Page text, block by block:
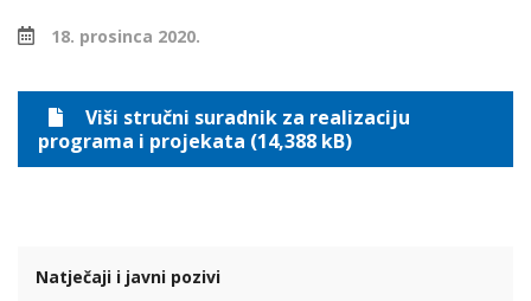
18. prosinca 2020.
Viši stručni suradnik za realizaciju
programa i projekata (14,388 kB)
Natječaji i javni pozivi